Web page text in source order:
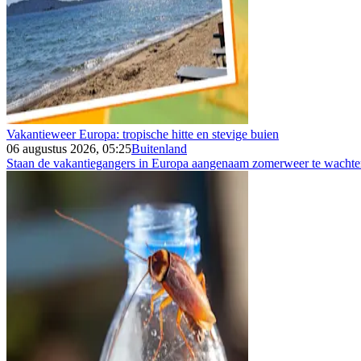
Vakantieweer Europa: tropische hitte en stevige buien
06 augustus 2026, 05:25Buitenland
Staan de vakantiegangers in Europa aangenaam zomerweer te